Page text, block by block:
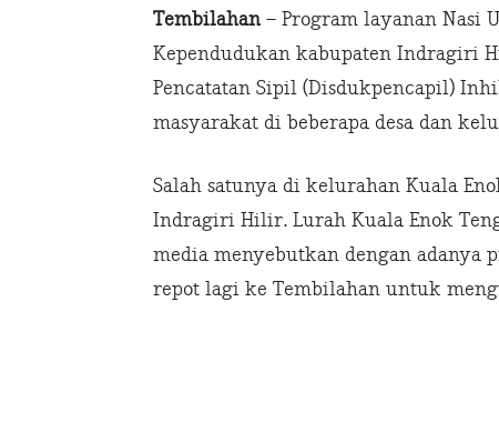
Tembilahan– Program layanan Nasi
Kependudukan kabupaten Indragiri
Pencatatan Sipil (Disdukpencapil)
masyarakat di beberapa desa dan
Salah satunya di kelurahan Kuala
Indragiri Hilir. Lurah Kuala Enok
media menyebutkan dengan
repot lagi ke Tembilahan untuk